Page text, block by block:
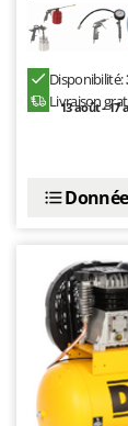
Vesco
Volpi
W
Waldner
Wiper
Wortex
Worx
Yard
Disponibilité:
Livraison
13 août - 17